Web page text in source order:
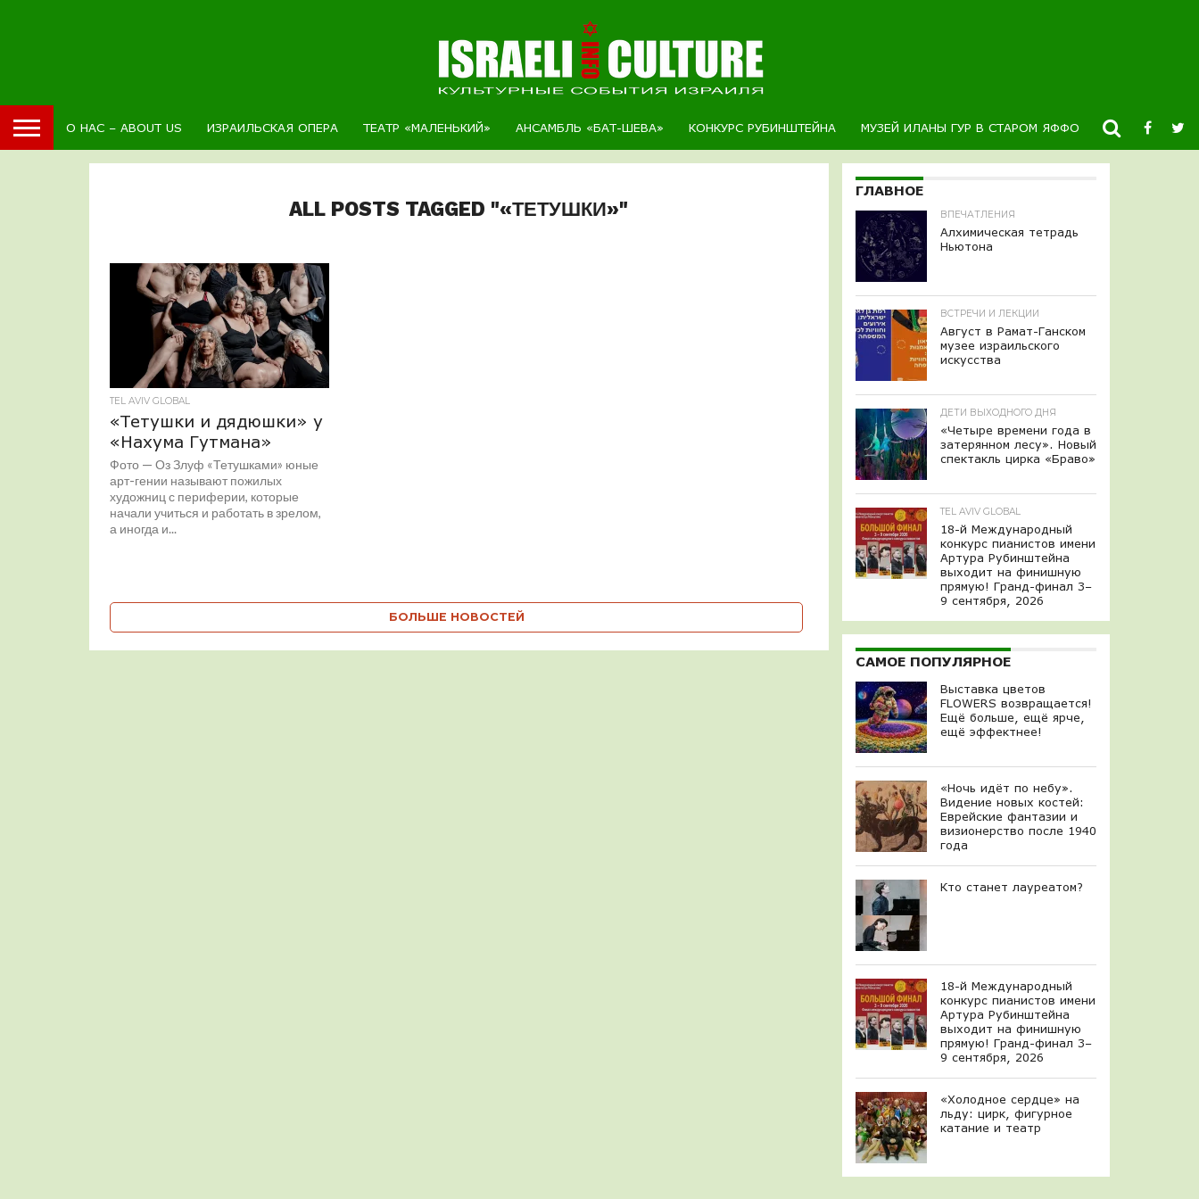
О НАС – ABOUT US ИЗРАИЛЬСКАЯ ОПЕРА ТЕАТР «МАЛЕНЬКИЙ» АНСАМБЛЬ «БАТ-ШЕВА» КОНКУРС РУБИНШТЕЙНА МУЗЕЙ ИЛАНЫ ГУР В СТАРОМ ЯФФО НОВОСТИ
ALL POSTS TAGGED "«ТЕТУШКИ»"
TEL AVIV GLOBAL
«Тетушки и дядюшки» у
«Нахума Гутмана»
Фото — Оз Злуф «Тетушками» юные
арт-гении называют пожилых
художниц с периферии, которые
начали учиться и работать в зрелом,
а иногда и...
БОЛЬШЕ НОВОСТЕЙ
ГЛАВНОЕ
ВПЕЧАТЛЕНИЯ
Алхимическая тетрадь
Ньютона
ВСТРЕЧИ И ЛЕКЦИИ
Август в Рамат-Ганском
музее израильского
искусства
ДЕТИ ВЫХОДНОГО ДНЯ
«Четыре времени года в
затерянном лесу». Новый
спектакль цирка «Браво»
TEL AVIV GLOBAL
18-й Международный
конкурс пианистов имени
Артура Рубинштейна
выходит на финишную
прямую! Гранд-финал 3–
9 сентября, 2026
САМОЕ ПОПУЛЯРНОЕ
Выставка цветов
FLOWERS возвращается!
Ещё больше, ещё ярче,
ещё эффектнее!
«Ночь идёт по небу».
Видение новых костей:
Еврейские фантазии и
визионерство после 1940
года
Кто станет лауреатом?
18-й Международный
конкурс пианистов имени
Артура Рубинштейна
выходит на финишную
прямую! Гранд-финал 3–
9 сентября, 2026
«Холодное сердце» на
льду: цирк, фигурное
катание и театр